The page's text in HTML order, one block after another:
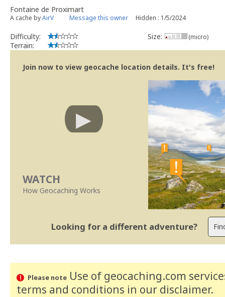
Fontaine de Proximart
A cache byAirV Message this owner Hidden : 1/5/2024
Difficulty:
Terrain:
Size: (micro)
Join now to view geocache location details. It's free!
WATCH
How Geocaching Works
Looking for a different adventure?
Please noteUse of geocaching.com
terms and conditions in our disclaimer.